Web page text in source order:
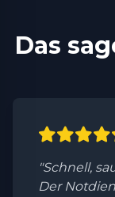
Das
"Schnell,
Der